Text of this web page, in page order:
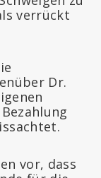
verrückt
Dr.
vor, dass